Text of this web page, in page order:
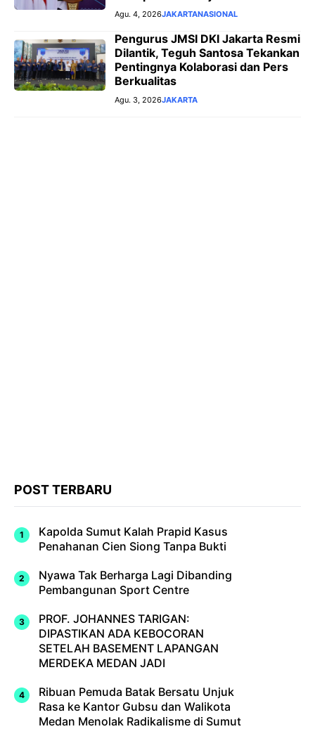
Agu. 4, 2026JAKARTANASIONAL
Pengurus JMSI DKI Jakarta Resmi
Dilantik, Teguh Santosa Tekankan
Pentingnya Kolaborasi dan Pers
Berkualitas
Agu. 3, 2026JAKARTA
POST TERBARU
Kapolda Sumut Kalah Prapid Kasus
Penahanan Cien Siong Tanpa Bukti
Nyawa Tak Berharga Lagi Dibanding
Pembangunan Sport Centre
PROF. JOHANNES TARIGAN:
DIPASTIKAN ADA KEBOCORAN
SETELAH BASEMENT LAPANGAN
MERDEKA MEDAN JADI
Ribuan Pemuda Batak Bersatu Unjuk
Rasa ke Kantor Gubsu dan Walikota
Medan Menolak Radikalisme di Sumut